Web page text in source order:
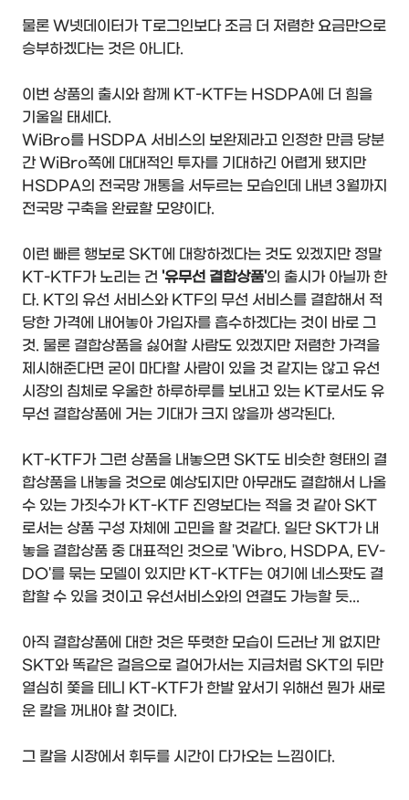
물론 W넷데이터가 T로그인보다 조금 더 저렴한 요금만으로
승부하겠다는 것은 아니다.
이번 상품의 출시와 함께 KT-KTF는 HSDPA에 더 힘을
기울일 태세다.
WiBro를 HSDPA 서비스의 보완제라고 인정한 만큼 당분
간 WiBro쪽에 대대적인 투자를 기대하긴 어렵게 됐지만
HSDPA의 전국망 개통을 서두르는 모습인데 내년 3월까지
전국망 구축을 완료할 모양이다.
이런 빠른 행보로 SKT에 대항하겠다는 것도 있겠지만 정말
KT-KTF가 노리는 건 '유무선 결합상품'의 출시가 아닐까 한
다. KT의 유선 서비스와 KTF의 무선 서비스를 결합해서 적
당한 가격에 내어놓아 가입자를 흡수하겠다는 것이 바로 그
것. 물론 결합상품을 싫어할 사람도 있겠지만 저렴한 가격을
제시해준다면 굳이 마다할 사람이 있을 것 같지는 않고 유선
시장의 침체로 우울한 하루하루를 보내고 있는 KT로서도 유
무선 결합상품에 거는 기대가 크지 않을까 생각된다.
KT-KTF가 그런 상품을 내놓으면 SKT도 비슷한 형태의 결
합상품을 내놓을 것으로 예상되지만 아무래도 결합해서 나올
수 있는 가짓수가 KT-KTF 진영보다는 적을 것 같아 SKT
로서는 상품 구성 자체에 고민을 할 것같다. 일단 SKT가 내
놓을 결합상품 중 대표적인 것으로 'Wibro, HSDPA, EV-
DO'를 묶는 모델이 있지만 KT-KTF는 여기에 네스팟도 결
합할 수 있을 것이고 유선서비스와의 연결도 가능할 듯...
아직 결합상품에 대한 것은 뚜렷한 모습이 드러난 게 없지만
SKT와 똑같은 걸음으로 걸어가서는 지금처럼 SKT의 뒤만
열심히 쫓을 테니 KT-KTF가 한발 앞서기 위해선 뭔가 새로
운 칼을 꺼내야 할 것이다.
그 칼을 시장에서 휘두를 시간이 다가오는 느낌이다.